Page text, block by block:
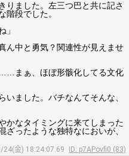
りました。左三つ巴と共に記さ
階段でした。
」
ん中と勇気？関連性が見えませ
……まぁ、ほぼ形骸化してる文化
いました。バチなんてそんな、
かなタイミングに来てしまった
ったような独特なにおいが、
24(金) 18:24:07.69
ID: p7APovfi0 (83)